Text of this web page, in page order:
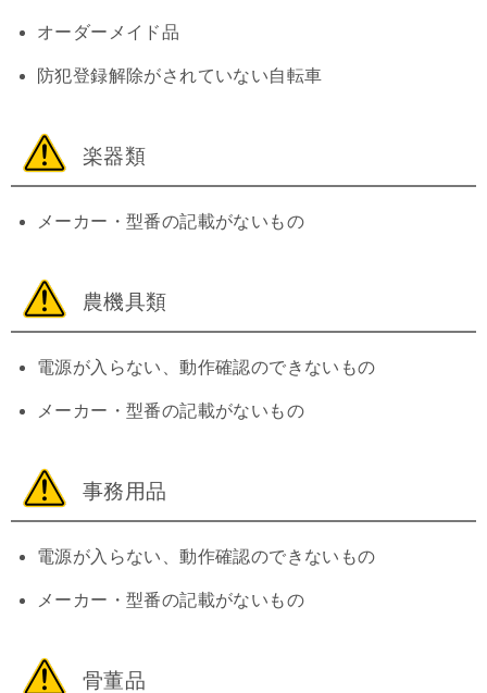
オーダーメイド品
防犯登録解除がされていない自転車
楽器類
メーカー・型番の記載がないもの
農機具類
電源が入らない、動作確認のできないもの
メーカー・型番の記載がないもの
事務用品
電源が入らない、動作確認のできないもの
メーカー・型番の記載がないもの
骨董品